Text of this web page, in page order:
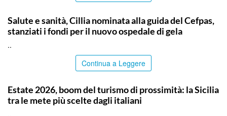
Salute e sanità, Cillia nominata alla guida del Cefpas,
stanziati i fondi per il nuovo ospedale di gela
..
Continua a Leggere
Estate 2026, boom del turismo di prossimità: la Sicilia
tra le mete più scelte dagli italiani